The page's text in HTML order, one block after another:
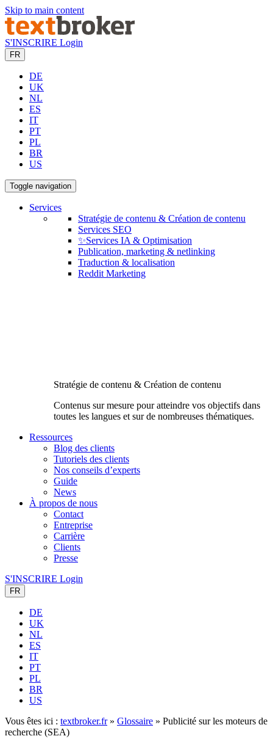
Skip to main content
S'INSCRIRE Login
FR
DE
UK
NL
ES
IT
PT
PL
BR
US
Toggle navigation
Services
Stratégie de contenu & Création de contenu
Services SEO
✨Services IA & Optimisation
Publication, marketing & netlinking
Traduction & localisation
Reddit Marketing
Stratégie de contenu & Création de contenu
Contenus sur mesure pour atteindre vos objectifs dans
toutes les langues et sur de nombreuses thématiques.
Ressources
Blog des clients
Tutoriels des clients
Nos conseils d’experts
Guide
News
À propos de nous
Contact
Entreprise
Carrière
Clients
Presse
S'INSCRIRE Login
FR
DE
UK
NL
ES
IT
PT
PL
BR
US
Vous êtes ici : textbroker.fr» Glossaire » Publicité sur les moteurs de
recherche (SEA)